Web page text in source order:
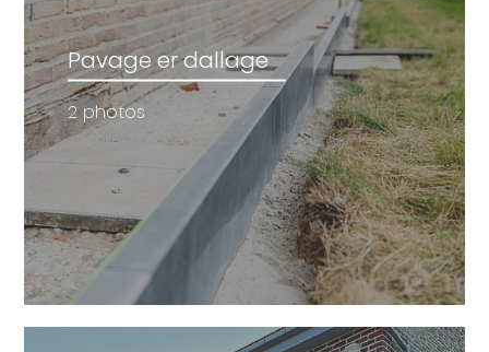
Pavage er dallage
2 photos